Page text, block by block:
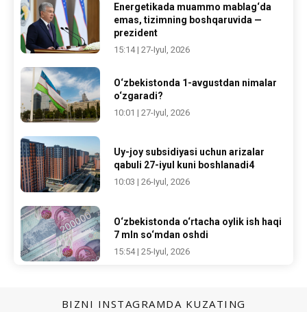
Energetikada muammo mablag‘da
emas, tizimning boshqaruvida —
prezident
15:14 | 27-Iyul, 2026
O‘zbekistonda 1-avgustdan nimalar
o‘zgaradi?
10:01 | 27-Iyul, 2026
Uy-joy subsidiyasi uchun arizalar
qabuli 27-iyul kuni boshlanadi4
10:03 | 26-Iyul, 2026
O‘zbekistonda o‘rtacha oylik ish haqi
7 mln so‘mdan oshdi
15:54 | 25-Iyul, 2026
BIZNI INSTAGRAMDA KUZATING